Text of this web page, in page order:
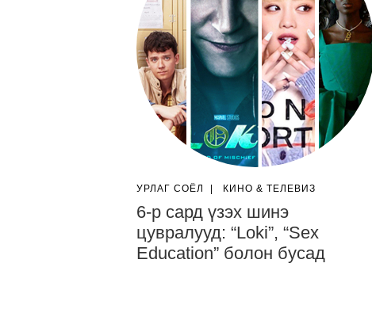
УРЛАГ СОЁЛ КИНО & ТЕЛЕВИЗ
6-р сард үзэх шинэ
цувралууд: “Loki”, “Sex
Education” болон бусад